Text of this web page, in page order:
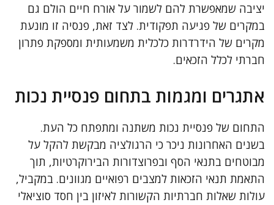
יציבה שמאפשרת להם לשמור על אורח חיים הולם גם
במקרים של פגיעה תפקודית. לצד זאת, פנסיה זו מונעת
מקרים של הידרדרות כלכלית משמעותית ומספקת פתרון
חברתי לכלל הזכאים.
אתגרים ומגמות בתחום פנסיית נכות
התחום של פנסיית נכות משתנה ומתפתח כל העת.
בשנים האחרונות ניכר כי הרגולציה מבקשת להקל על
מבוטחים בתנאי הסף ובפרוצדורות הבירוקרטיות, תוך
התאמת תנאי הזכאות למצבים רפואיים מגוונים. במקביל,
עולות שאלות חברתיות הקשורות לאיזון בין חסד סוציאלי